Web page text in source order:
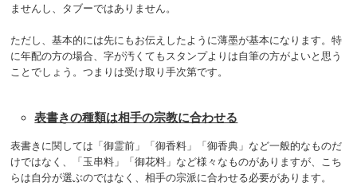
ませんし、タブーではありません。
ただし、基本的には先にもお伝えしたように薄墨が基本になります。特
に年配の方の場合、字が汚くてもスタンプよりは自筆の方がよいと思う
ことでしょう。つまりは受け取り手次第です。
表書きの種類は相手の宗教に合わせる
表書きに関しては「御霊前」「御香料」「御香典」など一般的なものだ
けではなく、「玉串料」「御花料」など様々なものがありますが、こち
らは自分が選ぶのではなく、相手の宗派に合わせる必要があります。